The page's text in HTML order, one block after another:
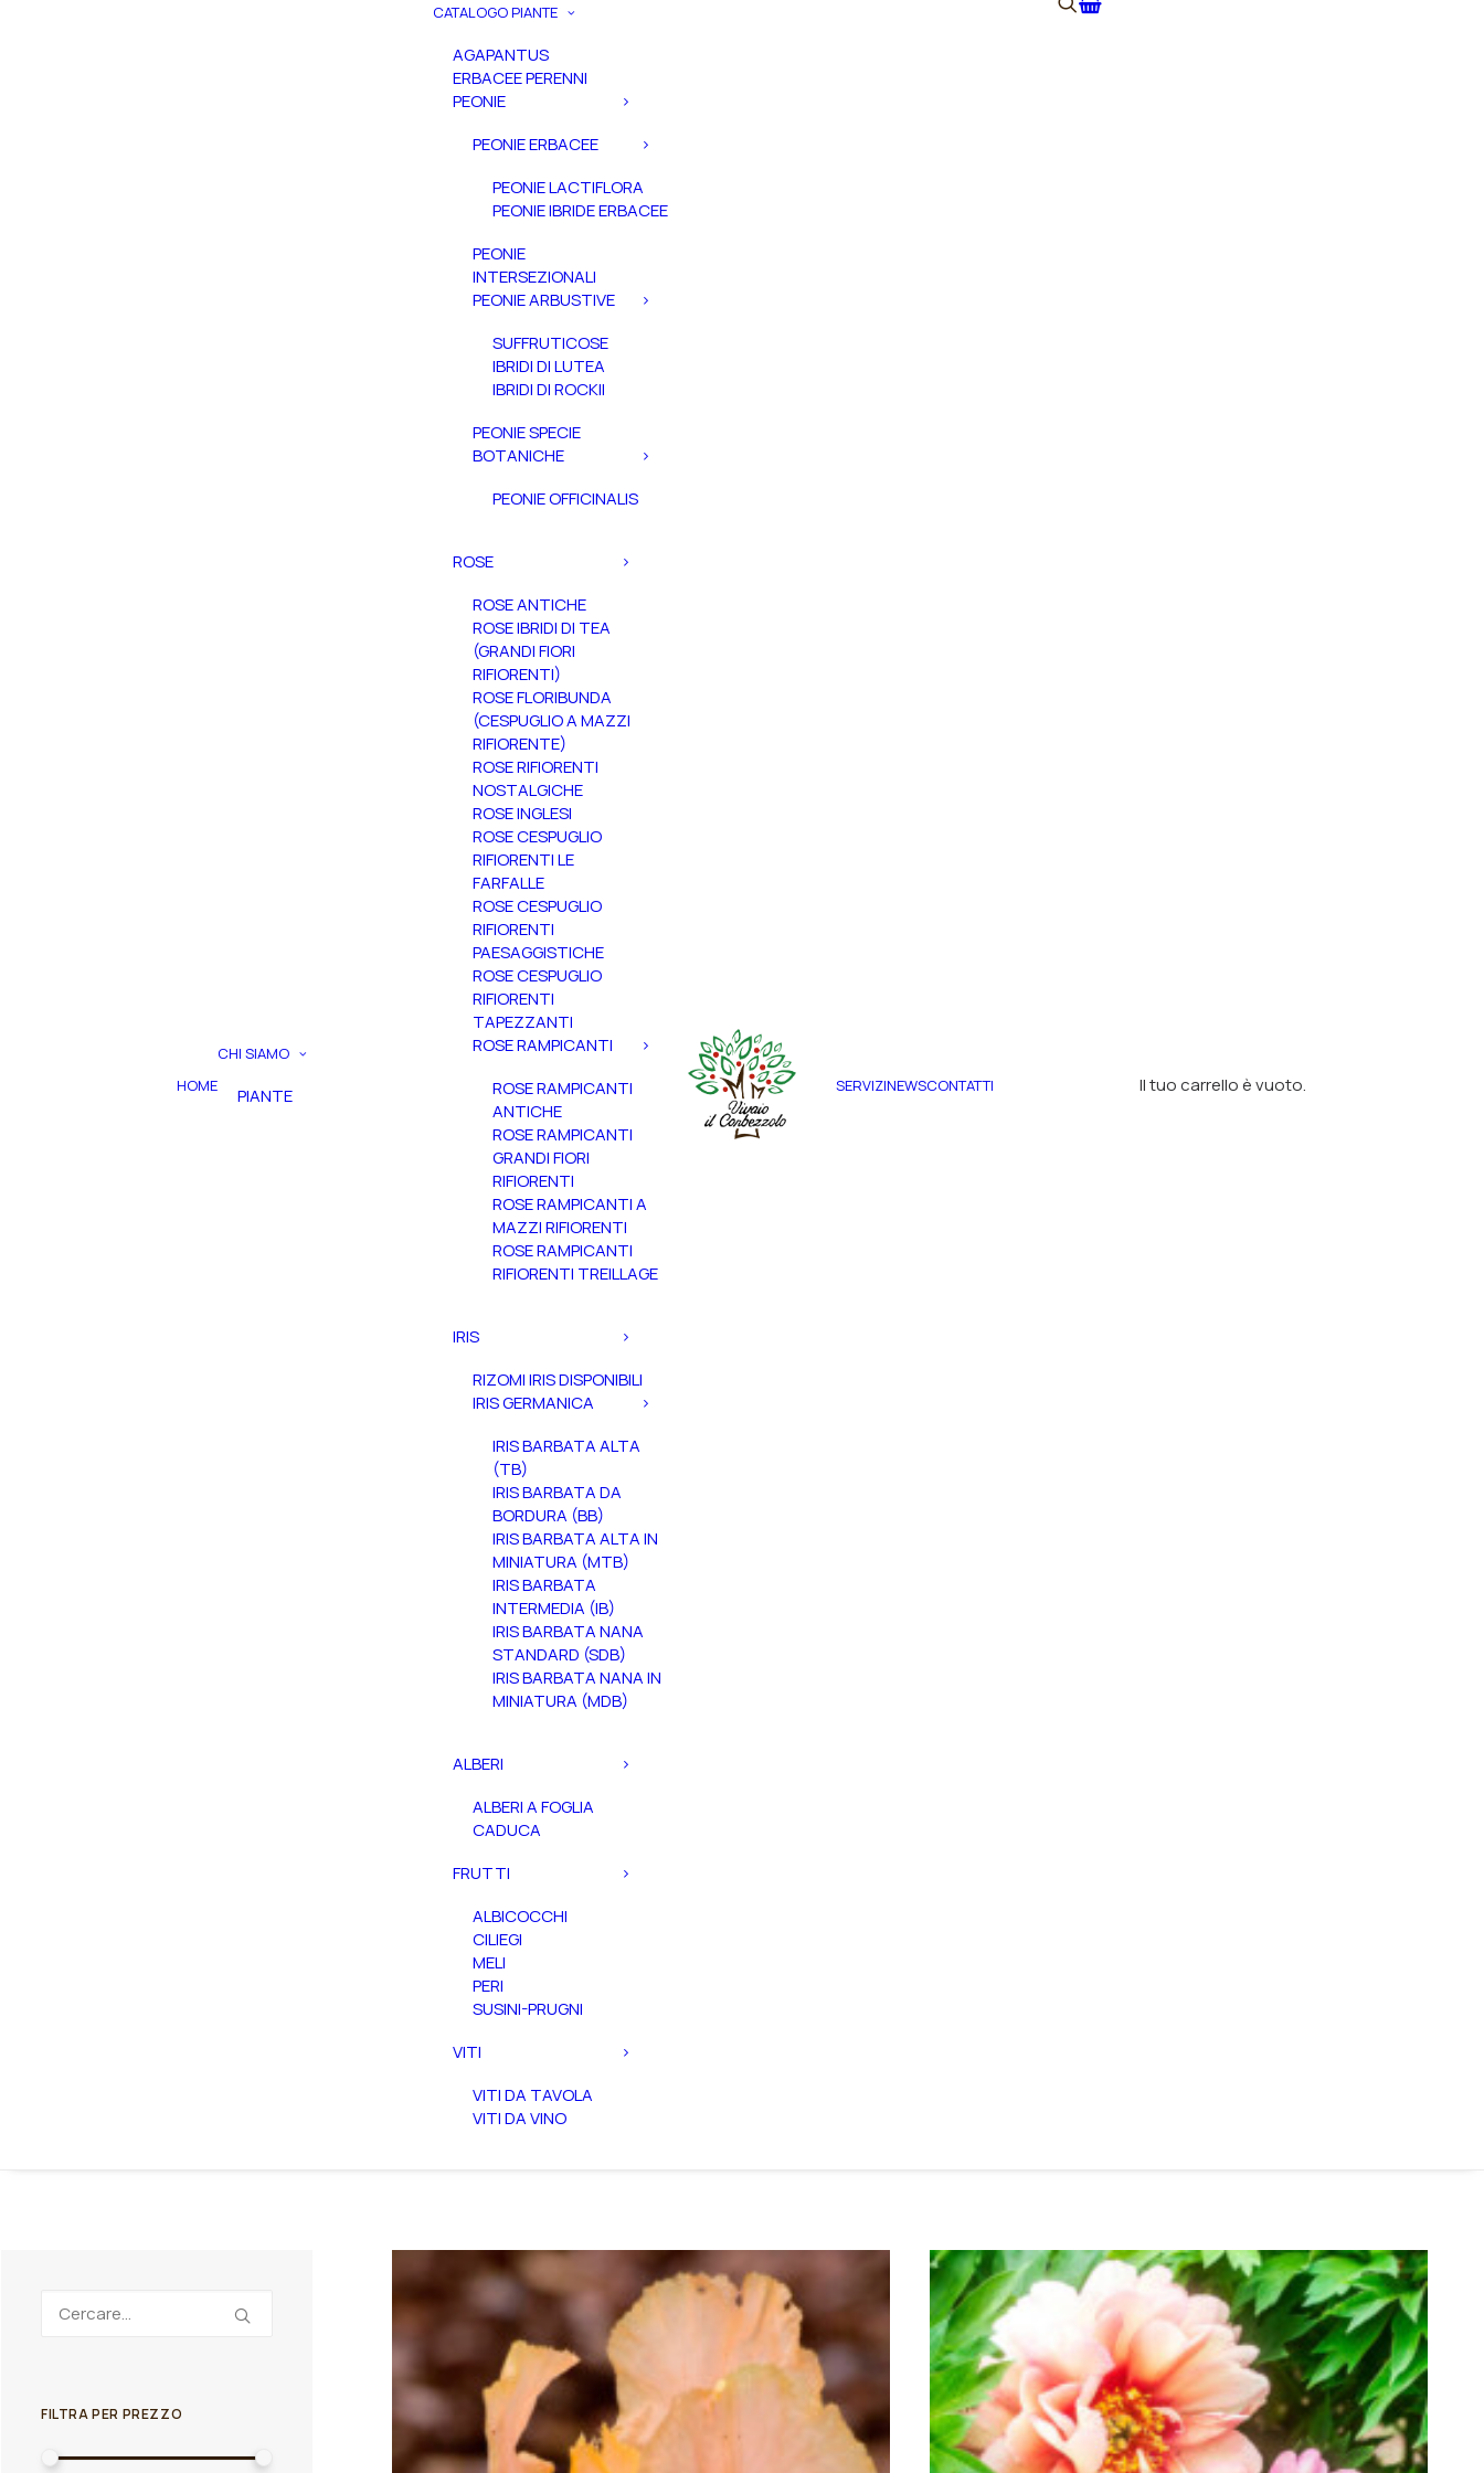
HOME
CHI SIAMO
PIANTE
CATALOGO PIANTE
AGAPANTUS
ERBACEE PERENNI
PEONIE
PEONIE ERBACEE
PEONIE LACTIFLORA
PEONIE IBRIDE ERBACEE
PEONIE
INTERSEZIONALI
PEONIE ARBUSTIVE
SUFFRUTICOSE
IBRIDI DI LUTEA
IBRIDI DI ROCKII
PEONIE SPECIE
BOTANICHE
PEONIE OFFICINALIS
ROSE
ROSE ANTICHE
ROSE IBRIDI DI TEA
(GRANDI FIORI
RIFIORENTI)
ROSE FLORIBUNDA
(CESPUGLIO A MAZZI
RIFIORENTE)
ROSE RIFIORENTI
NOSTALGICHE
ROSE INGLESI
ROSE CESPUGLIO
RIFIORENTI LE
FARFALLE
ROSE CESPUGLIO
RIFIORENTI
PAESAGGISTICHE
ROSE CESPUGLIO
RIFIORENTI
TAPEZZANTI
ROSE RAMPICANTI
ROSE RAMPICANTI
ANTICHE
ROSE RAMPICANTI
GRANDI FIORI
RIFIORENTI
ROSE RAMPICANTI A
MAZZI RIFIORENTI
ROSE RAMPICANTI
RIFIORENTI TREILLAGE
IRIS
RIZOMI IRIS DISPONIBILI
IRIS GERMANICA
IRIS BARBATA ALTA
(TB)
IRIS BARBATA DA
BORDURA (BB)
IRIS BARBATA ALTA IN
MINIATURA (MTB)
IRIS BARBATA
INTERMEDIA (IB)
IRIS BARBATA NANA
STANDARD (SDB)
IRIS BARBATA NANA IN
MINIATURA (MDB)
ALBERI
ALBERI A FOGLIA
CADUCA
FRUTTI
ALBICOCCHI
CILIEGI
MELI
PERI
SUSINI-PRUGNI
VITI
VITI DA TAVOLA
VITI DA VINO
SERVIZINEWSCONTATTI Il tuo carrello è vuoto.
FILTRA PER PREZZO